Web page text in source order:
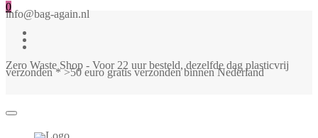
0
info@bag-again.nl
Zero Waste Shop - Voor 22 uur besteld, dezelfde dag plasticvrij
verzonden * >50 euro gratis verzonden binnen Nederland